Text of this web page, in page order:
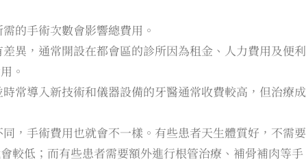
的手術次數會影響總費用。
異，通常開設在都會區的診所因為租金、人力費用及便利
。
時常導入新技術和儀器設備的牙醫通常收費較高，但治療成
同，手術費用也就會不一樣。有些患者天生體質好，不需要
較低；而有些患者需要額外進行根管治療、補骨補肉等手